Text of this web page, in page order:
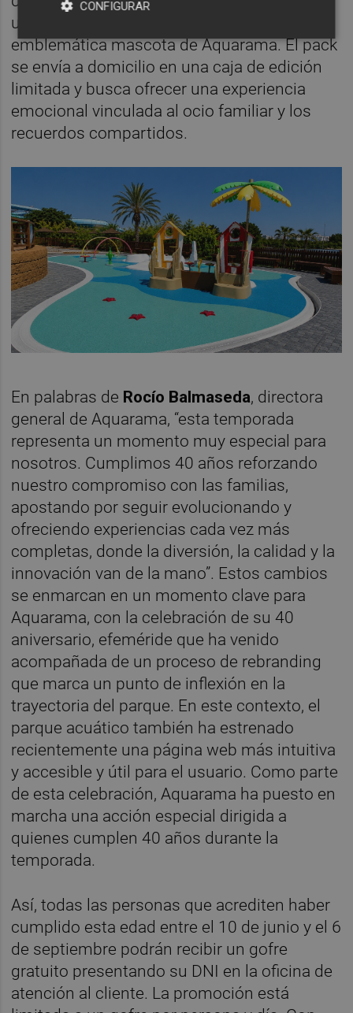
una entrada y un peluche de Bartola, la
emblemática mascota de Aquarama. El pack
se envía a domicilio en una caja de edición
limitada y busca ofrecer una experiencia
emocional vinculada al ocio familiar y los
recuerdos compartidos.
En palabras de Rocío Balmaseda, directora
general de Aquarama, “esta temporada
representa un momento muy especial para
nosotros. Cumplimos 40 años reforzando
nuestro compromiso con las familias,
apostando por seguir evolucionando y
ofreciendo experiencias cada vez más
completas, donde la diversión, la calidad y la
innovación van de la mano”. Estos cambios
se enmarcan en un momento clave para
Aquarama, con la celebración de su 40
aniversario, efeméride que ha venido
acompañada de un proceso de rebranding
que marca un punto de inflexión en la
trayectoria del parque. En este contexto, el
parque acuático también ha estrenado
recientemente una página web más intuitiva
y accesible y útil para el usuario. Como parte
de esta celebración, Aquarama ha puesto en
marcha una acción especial dirigida a
quienes cumplen 40 años durante la
temporada.
Así, todas las personas que acrediten haber
cumplido esta edad entre el 10 de junio y el 6
de septiembre podrán recibir un gofre
gratuito presentando su DNI en la oficina de
atención al cliente. La promoción está
CONFIGURAR